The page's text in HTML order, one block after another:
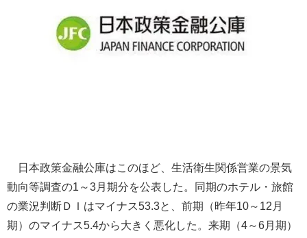
日本政策金融公庫はこのほど、生活衛生関係営業の景気
動向等調査の1～3月期分を公表した。同期のホテル・旅館
の業況判断ＤＩはマイナス53.3と、前期（昨年10～12月
期）のマイナス5.4から大きく悪化した。来期（4～6月期）